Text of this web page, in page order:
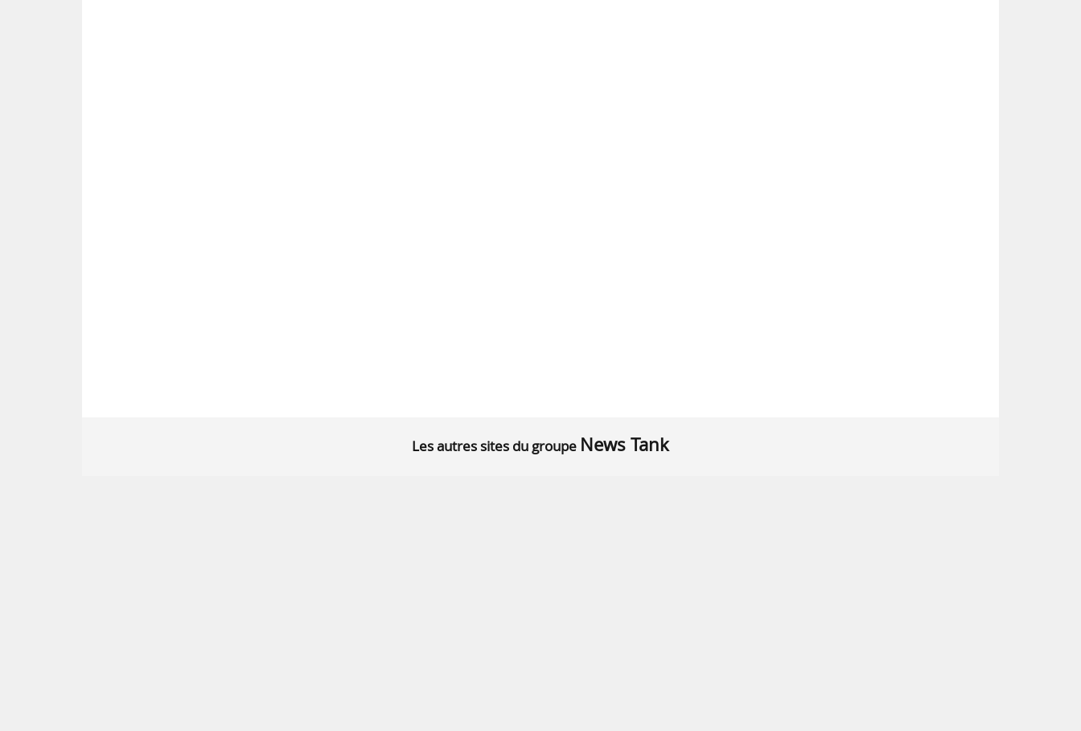
Les autres sites du groupe News Tank